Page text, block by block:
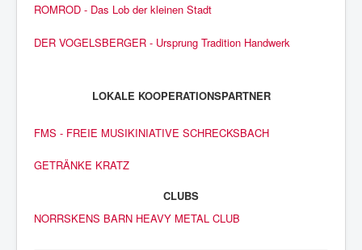
Kontakt
Links
ROMROD - Das Lob der kleinen Stadt
DER VOGELSBERGER - Ursprung Tradition Handwerk
LOKALE KOOPERATIONSPARTNER
FMS - FREIE MUSIKINIATIVE SCHRECKSBACH
GETRÄNKE KRATZ
CLUBS
NORRSKENS BARN HEAVY METAL CLUB